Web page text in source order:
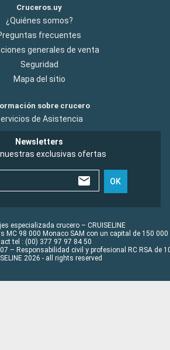
Cruceros.uy
¿Quiénes somos?
frecuentes
generales de venta
Seguridad
Mapa del sitio
sobre crucero
de Asistencia
Newsletters
nuestras exclusivas ofertas
OK
especializada crucero – CRUISELINE
MC 98 000 Monaco SAM con un capital de 150 000
tel : (00) 377 97 97 84 50
– Responsabilidad civil y profesional RC RSA de
2026 - all rights reserved